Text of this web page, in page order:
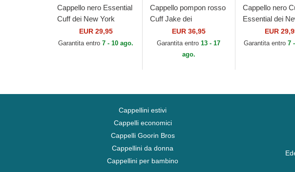
Cappello nero Essential
Cuff dei New York
Yankees MLB di New
Era
EUR 29,95
Garantita entro7 - 10 ago.
Cappello pompon rosso
Cuff Jake dei
Manchester United
Football Club Premier
League di New Era
EUR 36,95
Garantita entro13 - 17
ago.
Cappello nero
Essential dei
Yankees MLB di
Era
EUR
Garantita entro7
Cappellini estivi
Cappelli economici
Cappelli Goorin Bros
Cappellini da donna
Cappellini per bambino